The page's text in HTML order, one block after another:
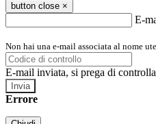
button close ×
E-
Non hai una e-mail associata al nome
E-mail inviata, si prega di
Errore